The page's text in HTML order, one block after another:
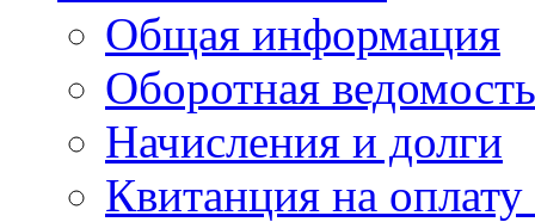
Общая информация
Оборотная ведомость
Начисления и долги
Квитанция на